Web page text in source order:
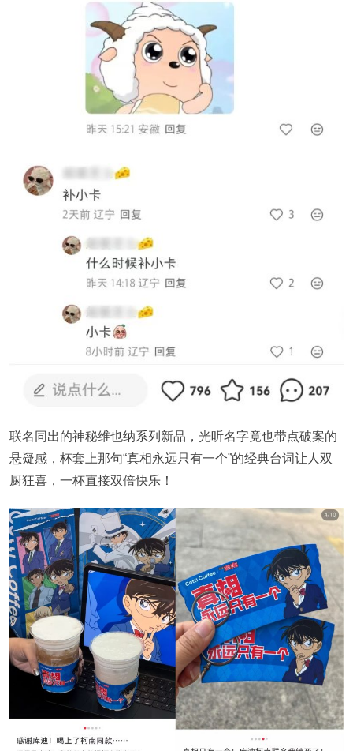
联名同出的神秘维也纳系列新品，光听名字竟也带点破案的
悬疑感，杯套上那句“真相永远只有一个”的经典台词让人双
厨狂喜，一杯直接双倍快乐！